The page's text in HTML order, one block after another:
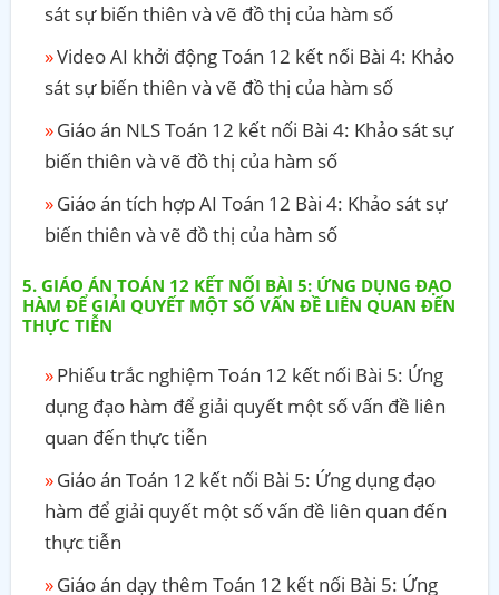
sát sự biến thiên và vẽ đồ thị của hàm số
Video AI khởi động Toán 12 kết nối Bài 4: Khảo
sát sự biến thiên và vẽ đồ thị của hàm số
Giáo án NLS Toán 12 kết nối Bài 4: Khảo sát sự
biến thiên và vẽ đồ thị của hàm số
Giáo án tích hợp AI Toán 12 Bài 4: Khảo sát sự
biến thiên và vẽ đồ thị của hàm số
GIÁO ÁN TOÁN 12 KẾT NỐI BÀI 5: ỨNG DỤNG ĐẠO
HÀM ĐỂ GIẢI QUYẾT MỘT SỐ VẤN ĐỀ LIÊN QUAN ĐẾN
THỰC TIỄN
Phiếu trắc nghiệm Toán 12 kết nối Bài 5: Ứng
dụng đạo hàm để giải quyết một số vấn đề liên
quan đến thực tiễn
Giáo án Toán 12 kết nối Bài 5: Ứng dụng đạo
hàm để giải quyết một số vấn đề liên quan đến
thực tiễn
Giáo án dạy thêm Toán 12 kết nối Bài 5: Ứng